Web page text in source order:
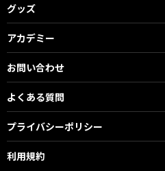
グッズ
アカデミー
お問い合わせ
よくある質問
プライバシーポリシー
利用規約